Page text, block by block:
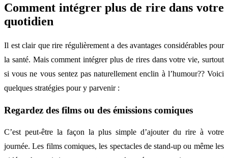
Comment intégrer plus de rire dans votre
quotidien
Il est clair que rire régulièrement a des avantages considérables pour
la santé. Mais comment intégrer plus de rires dans votre vie, surtout
si vous ne vous sentez pas naturellement enclin à l’humour?? Voici
quelques stratégies pour y parvenir :
Regardez des films ou des émissions comiques
C’est peut-être la façon la plus simple d’ajouter du rire à votre
journée. Les films comiques, les spectacles de stand-up ou même les